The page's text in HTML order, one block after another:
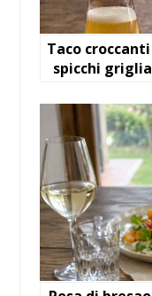
Taco
spicchi